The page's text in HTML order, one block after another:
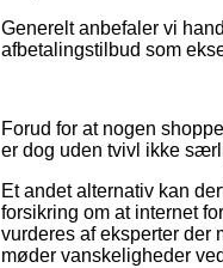
Generelt anbefaler vi
afbetalingstilbud som
Forud for at nogen
er dog uden tvivl ikke
Et andet alternativ kan
forsikring om at internet
vurderes af eksperter der
møder vanskeligheder